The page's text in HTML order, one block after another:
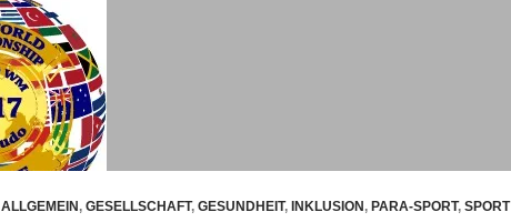
ALLGEMEIN , GESELLSCHAFT, GESUNDHEIT, INKLUSION , PARA-SPORT, SPORT